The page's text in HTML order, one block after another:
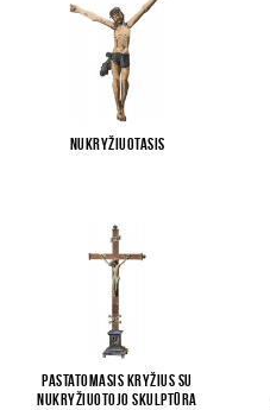
Nukryžiuotasis
Pastatomasis kryžius su
Nukryžiuotojo skulptūra